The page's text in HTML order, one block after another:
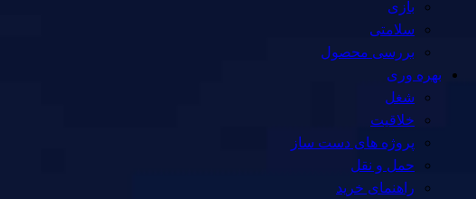
بازی
سلامتی
بررسی محصول
بهره وری
شغل
خلاقیت
پروژه های دست ساز
حمل و نقل
راهنمای خرید